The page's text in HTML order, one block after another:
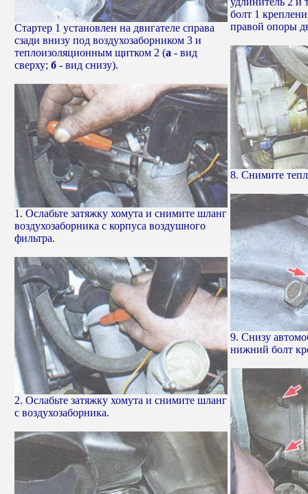
Стартер 1 установлен на двигателе справа
сзади внизу под воздухозаборником 3 и
теплоизоляционным щитком 2 (а - вид
сверху; б - вид снизу).
1. Ослабьте затяжку хомута и снимите шланг
воздухозаборника с корпуса воздушного
фильтра.
2. Ослабьте затяжку хомута и снимите шланг
с воздухозаборника.
болт 1
правой опоры
8. Снимите
9. Снизу
нижний болт